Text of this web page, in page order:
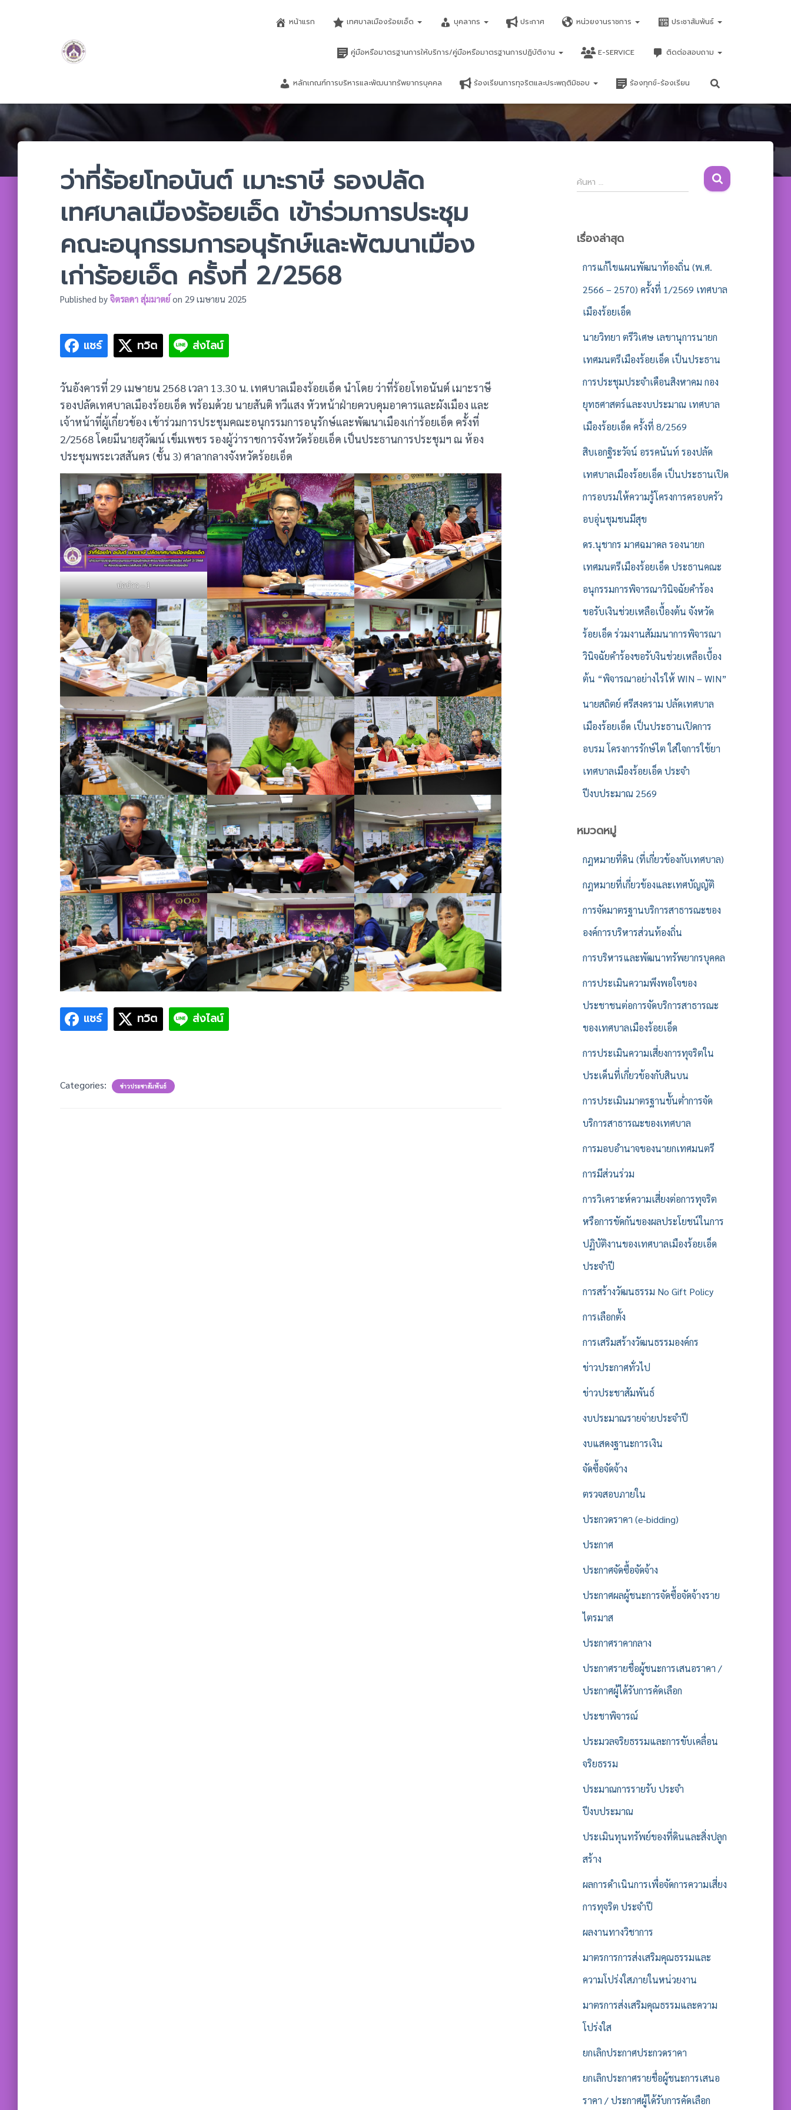
หน้าแรก เทศบาลเมืองร้อยเอ็ด บุคลากร ประกาศ หน่วยงานราชการ ประชาสัมพันธ์
คู่มือหรือมาตรฐานการให้บริการ/คู่มือหรือมาตรฐานการปฏิบัติงาน E-SERVICE ติดต่อสอบถาม
หลักเกณฑ์การบริหารและพัฒนาทรัพยากรบุคคล ร้องเรียนการทุจริตและประพฤติมิชอบ ร้องทุกข์-ร้องเรียน
ว่าที่ร้อยโทอนันต์ เมาะราษี รองปลัด
เทศบาลเมืองร้อยเอ็ด เข้าร่วมการประชุม
คณะอนุกรรมการอนุรักษ์และพัฒนาเมือง
เก่าร้อยเอ็ด ครั้งที่ 2/2568
Published by จิตรลดา สุ่มมาตย์ on 29 เมษายน 2025
แชร์ ทวิต ส่งไลน์
วันอังคารที่ 29 เมษายน 2568 เวลา 13.30 น. เทศบาลเมืองร้อยเอ็ด นำโดย ว่าที่ร้อยโทอนันต์ เมาะราษี
รองปลัดเทศบาลเมืองร้อยเอ็ด พร้อมด้วย นายสันติ ทวีแสง หัวหน้าฝ่ายควบคุมอาคารและผังเมือง และ
เจ้าหน้าที่ผู้เกี่ยวข้อง เข้าร่วมการประชุมคณะอนุกรรมการอนุรักษ์และพัฒนาเมืองเก่าร้อยเอ็ด ครั้งที่
2/2568 โดยมีนายสุวัฒน์ เข็มเพชร รองผู้ว่าราชการจังหวัดร้อยเอ็ด เป็นประธานการประชุมฯ ณ ห้อง
ประชุมพระเวสสันดร (ชั้น 3) ศาลากลางจังหวัดร้อยเอ็ด
ปกข่าว – 1
แชร์ ทวิต ส่งไลน์
Categories: ข่าวประชาสัมพันธ์
ค้
น
สำ
ค้นหา …
เรื่องล่าสุด
การแก้ไขแผนพัฒนาท้องถิ่น (พ.ศ.
2566 – 2570) ครั้งที่ 1/2569 เทศบาล
เมืองร้อยเอ็ด
นายวิทยา ตรีวิเศษ เลขานุการนายก
เทศมนตรีเมืองร้อยเอ็ด เป็นประธาน
การประชุมประจำเดือนสิงหาคม กอง
ยุทธศาสตร์และงบประมาณ เทศบาล
เมืองร้อยเอ็ด ครั้งที่ 8/2569
สิบเอกฐิระวัจน์ อรรคนันท์ รองปลัด
เทศบาลเมืองร้อยเอ็ด เป็นประธานเปิด
การอบรมให้ความรู้โครงการครอบครัว
อบอุ่นชุมชนมีสุข
ดร.นุชากร มาศฉมาดล รองนายก
เทศมนตรีเมืองร้อยเอ็ด ประธานคณะ
อนุกรรมการพิจารณาวินิจฉัยคำร้อง
ขอรับเงินช่วยเหลือเบื้องต้น จังหวัด
ร้อยเอ็ด ร่วมงานสัมมนาการพิจารณา
วินิจฉัยคำร้องขอรับงินช่วยเหลือเบื้อง
ต้น “พิจารณาอย่างไรให้ WIN – WIN”
นายสถิตย์ ศรีสงคราม ปลัดเทศบาล
เมืองร้อยเอ็ด เป็นประธานเปิดการ
อบรม โครงการรักษ์ไต ใส่ใจการใช้ยา
เทศบาลเมืองร้อยเอ็ด ประจำ
ปีงบประมาณ 2569
หมวดหมู่
กฎหมายที่ดิน (ที่เกี่ยวข้องกับเทศบาล)
กฎหมายที่เกี่ยวข้องและเทศบัญญัติ
การจัดมาตรฐานบริการสาธารณะของ
องค์การบริหารส่วนท้องถิ่น
การบริหารและพัฒนาทรัพยากรบุคคล
การประเมินความพึงพอใจของ
ประชาชนต่อการจัดบริการสาธารณะ
ของเทศบาลเมืองร้อยเอ็ด
การประเมินความเสี่ยงการทุจริตใน
ประเด็นที่เกี่ยวข้องกับสินบน
การประเมินมาตรฐานขั้นต่ำการจัด
บริการสาธารณะของเทศบาล
การมอบอำนาจของนายกเทศมนตรี
การมีส่วนร่วม
การวิเคราะห์ความเสี่ยงต่อการทุจริต
หรือการขัดกันของผลประโยชน์ในการ
ปฏิบัติงานของเทศบาลเมืองร้อยเอ็ด
ประจำปี
การสร้างวัฒนธรรม No Gift Policy
การเลือกตั้ง
การเสริมสร้างวัฒนธรรมองค์กร
ข่าวประกาศทั่วไป
ข่าวประชาสัมพันธ์
งบประมาณรายจ่ายประจำปี
งบแสดงฐานะการเงิน
จัดซื้อจัดจ้าง
ตรวจสอบภายใน
ประกวดราคา (e-bidding)
ประกาศ
ประกาศจัดซื้อจัดจ้าง
ประกาศผลผู้ชนะการจัดซื้อจัดจ้างราย
ไตรมาส
ประกาศราคากลาง
ประกาศรายชื่อผู้ชนะการเสนอราคา /
ประกาศผู้ได้รับการคัดเลือก
ประชาพิจารณ์
ประมวลจริยธรรมและการขับเคลื่อน
จริยธรรม
ประมาณการรายรับ ประจำ
ปีงบประมาณ
ประเมินทุนทรัพย์ของที่ดินและสิ่งปลูก
สร้าง
ผลการดำเนินการเพื่อจัดการความเสี่ยง
การทุจริต ประจำปี
ผลงานทางวิชาการ
มาตรการการส่งเสริมคุณธรรมและ
ความโปร่งใสภายในหน่วยงาน
มาตรการส่งเสริมคุณธรรมและความ
โปร่งใส
ยกเลิกประกาศประกวดราคา
ยกเลิกประกาศรายชื่อผู้ชนะการเสนอ
ราคา / ประกาศผู้ได้รับการคัดเลือก